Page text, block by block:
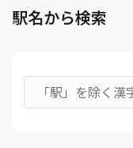
駅名から検索